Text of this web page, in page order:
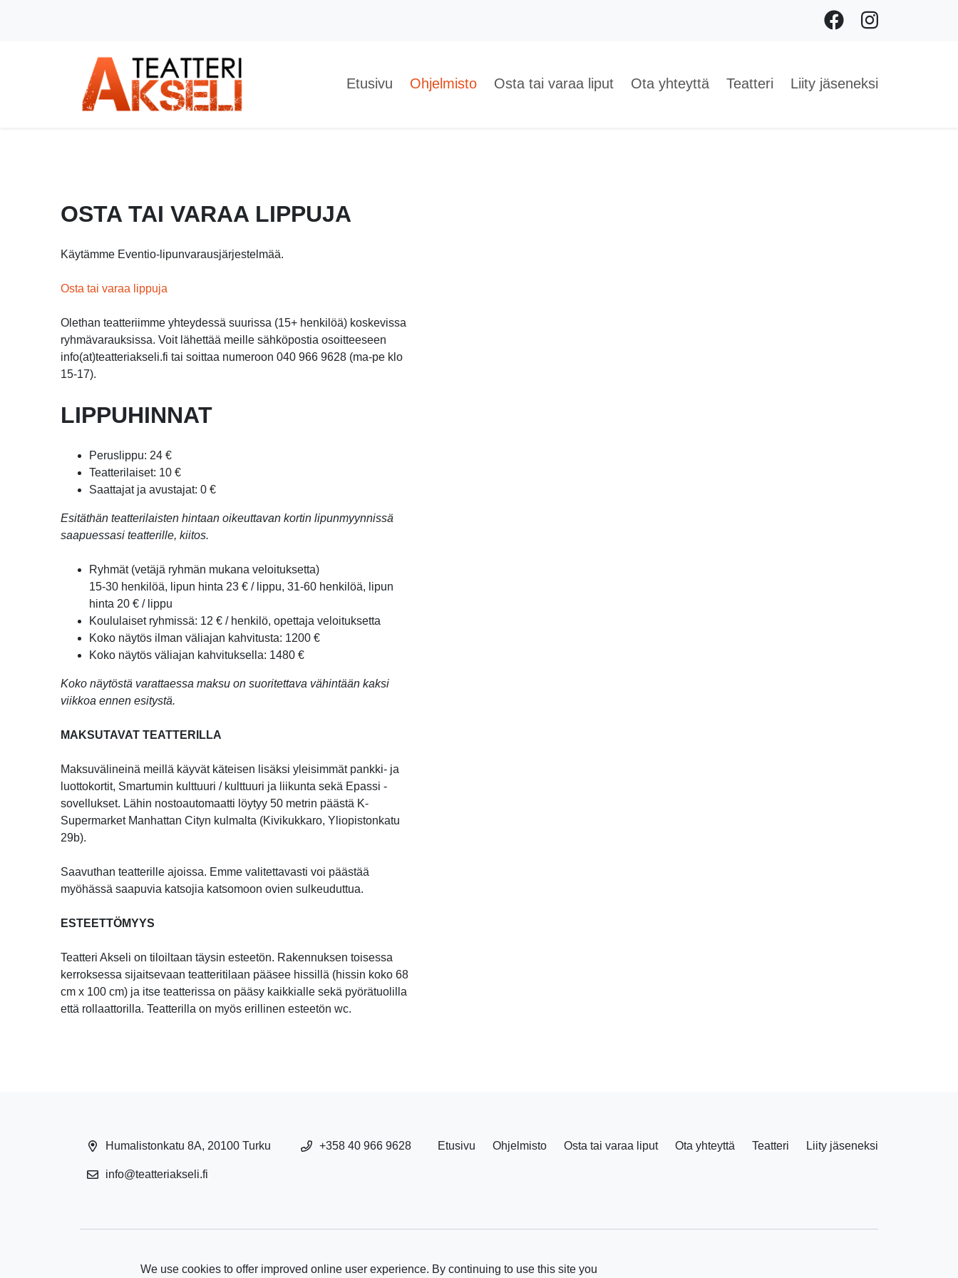
FacebookInstagram
Etusivu Ohjelmisto Osta tai varaa liput Ota yhteyttä Teatteri Liity jäseneksi
We use cookies to offer improved online user experience. By continuing to use this site you
OSTA TAI VARAA LIPPUJA
Käytämme Eventio-lipunvarausjärjestelmää.
Osta tai varaa lippuja
Olethan teatteriimme yhteydessä suurissa (15+ henkilöä) koskevissa
ryhmävarauksissa. Voit lähettää meille sähköpostia osoitteeseen
info(at)teatteriakseli.fi tai soittaa numeroon 040 966 9628 (ma-pe klo
15-17).
LIPPUHINNAT
Peruslippu: 24 €
Teatterilaiset: 10 €
Saattajat ja avustajat: 0 €
Esitäthän teatterilaisten hintaan oikeuttavan kortin lipunmyynnissä
saapuessasi teatterille, kiitos.
Ryhmät (vetäjä ryhmän mukana veloituksetta)
15-30 henkilöä, lipun hinta 23 € / lippu, 31-60 henkilöä, lipun
hinta 20 € / lippu
Koululaiset ryhmissä: 12 € / henkilö, opettaja veloituksetta
Koko näytös ilman väliajan kahvitusta: 1200 €
Koko näytös väliajan kahvituksella: 1480 €
Koko näytöstä varattaessa maksu on suoritettava vähintään kaksi
viikkoa ennen esitystä.
MAKSUTAVAT TEATTERILLA
Maksuvälineinä meillä käyvät käteisen lisäksi yleisimmät pankki- ja
luottokortit, Smartumin kulttuuri / kulttuuri ja liikunta sekä Epassi -
sovellukset. Lähin nostoautomaatti löytyy 50 metrin päästä K-
Supermarket Manhattan Cityn kulmalta (Kivikukkaro, Yliopistonkatu
29b).
Saavuthan teatterille ajoissa. Emme valitettavasti voi päästää
myöhässä saapuvia katsojia katsomoon ovien sulkeuduttua.
ESTEETTÖMYYS
Teatteri Akseli on tiloiltaan täysin esteetön. Rakennuksen toisessa
kerroksessa sijaitsevaan teatteritilaan pääsee hissillä (hissin koko 68
cm x 100 cm) ja itse teatterissa on pääsy kaikkialle sekä pyörätuolilla
että rollaattorilla. Teatterilla on myös erillinen esteetön wc.
Humalistonkatu 8A, 20100 Turku +358 40 966 9628
info@teatteriakseli.fi
Etusivu Ohjelmisto Osta tai varaa liput Ota yhteyttä Teatteri Liity jäseneksi